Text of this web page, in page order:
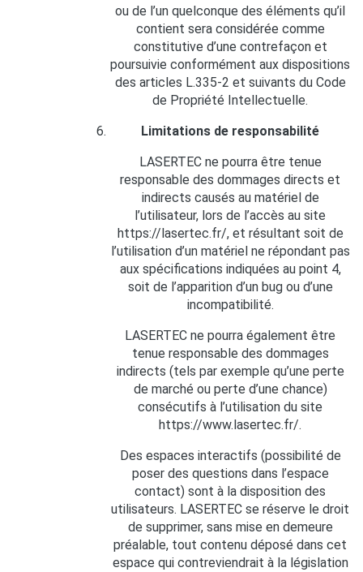
ou de l’un quelconque des éléments qu’il
contient sera considérée comme
constitutive d’une contrefaçon et
poursuivie conformément aux dispositions
des articles L.335-2 et suivants du Code
de Propriété Intellectuelle.
Limitations de responsabilité
LASERTEC ne pourra être tenue
responsable des dommages directs et
indirects causés au matériel de
l’utilisateur, lors de l’accès au site
https://lasertec.fr/, et résultant soit de
l’utilisation d’un matériel ne répondant pas
aux spécifications indiquées au point 4,
soit de l’apparition d’un bug ou d’une
incompatibilité.
LASERTEC ne pourra également être
tenue responsable des dommages
indirects (tels par exemple qu’une perte
de marché ou perte d’une chance)
consécutifs à l’utilisation du site
https://www.lasertec.fr/.
Des espaces interactifs (possibilité de
poser des questions dans l’espace
contact) sont à la disposition des
utilisateurs. LASERTEC se réserve le droit
de supprimer, sans mise en demeure
préalable, tout contenu déposé dans cet
espace qui contreviendrait à la législation